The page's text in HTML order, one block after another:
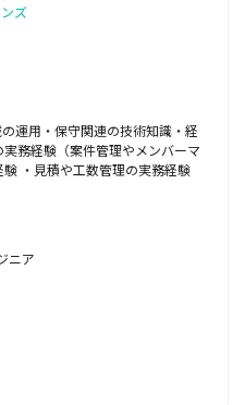
ズ
運用・保守関連の技術知識・経
務経験（案件管理やメンバーマ
・見積や工数管理の実務経験
ニア